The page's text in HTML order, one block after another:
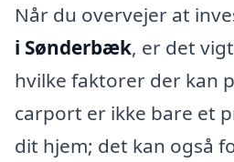
Når du overvejer at
i Sønderbæk, er det
hvilke faktorer der kan
carport er ikke bare et
dit hjem; det kan også